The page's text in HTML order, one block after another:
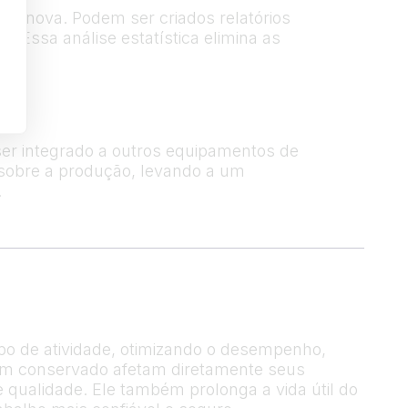
Podem ser criados relatórios
Essa análise estatística elimina as
integrado a outros equipamentos de
a produção, levando a um
de atividade, otimizando o desempenho,
conservado afetam diretamente seus
Ele também prolonga a vida útil do